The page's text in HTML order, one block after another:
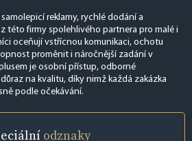
reklamy, rychlé dodání a
této firmy spolehlivého partnera pro malé i
oceňují vstřícnou komunikaci, ochotu
proměnit i náročnější zadání v
je osobní přístup, odborné
na kvalitu, díky nimž každá zakázka
podle očekávání.
odznaky